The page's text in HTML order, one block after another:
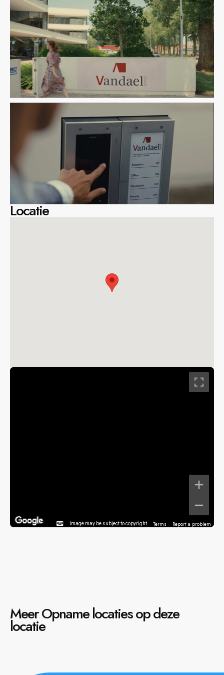
Locatie
Image may be subject to copyright Terms Report a problem
Meer Opname locaties op deze
locatie